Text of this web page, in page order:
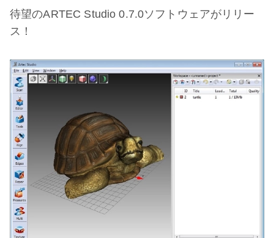
待望のARTEC Studio 0.7.0ソフトウェアがリリー
ス！